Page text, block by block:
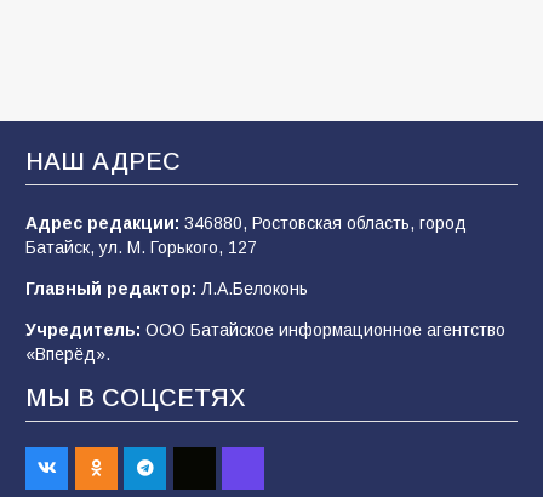
В Батайске продолжаются дорожные работы
107 04.08.2026
строительные профессии в ходе
спортивного праздника
90
Командовал боем до последнего: герой
Евгений Остапенко
НАШ АДРЕС
Адрес редакции: 346880, Ростовская область, город
Батайск, ул. М. Горького, 127
Главный редактор: Л.А.Белоконь
Учредитель: ООО Батайское информационное агентство
«Вперёд».
МЫ В СОЦСЕТЯХ